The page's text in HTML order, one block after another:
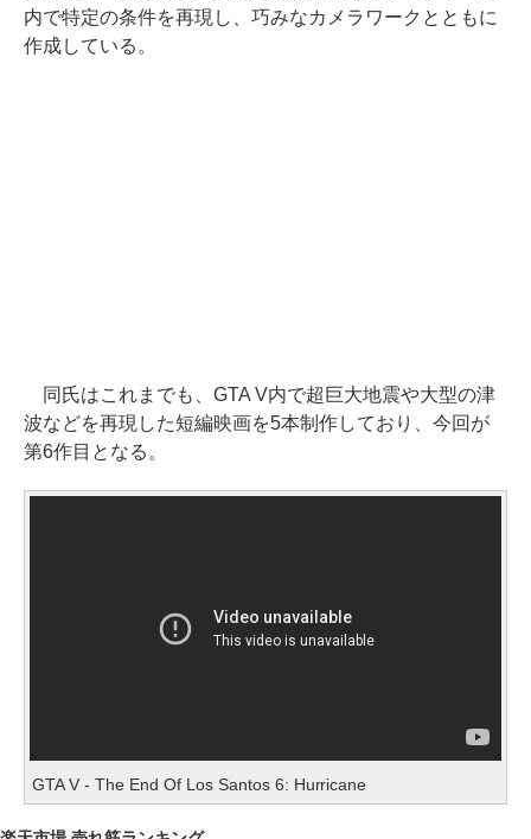
内で特定の条件を再現し、巧みなカメラワークとともに
作成している。
同氏はこれまでも、GTA V内で超巨大地震や大型の津
波などを再現した短編映画を5本制作しており、今回が
第6作目となる。
GTA V - The End Of Los Santos 6: Hurricane